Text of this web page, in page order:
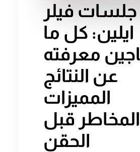
جلسات فيلر
ايلين: كل ما
معرفته
عن النتائج
المميزات
قبل
الحقن